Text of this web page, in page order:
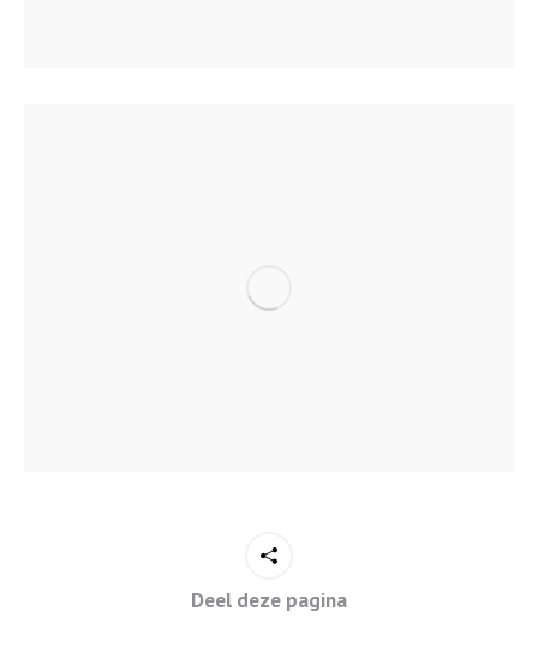
Deel deze pagina